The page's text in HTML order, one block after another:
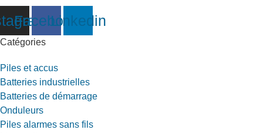
FacebookLinkedin
Catégories
Piles et accus
Batteries industrielles
Batteries de démarrage
Onduleurs
Piles alarmes sans fils